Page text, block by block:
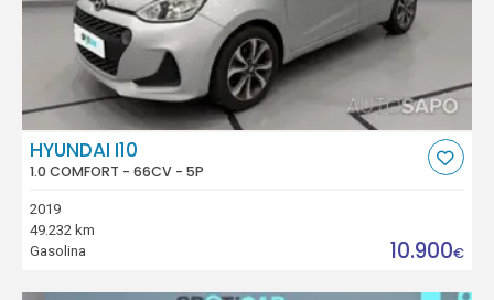
HYUNDAI I10
1.0 COMFORT - 66CV - 5P
2019
49.232 km
Gasolina
10.900€